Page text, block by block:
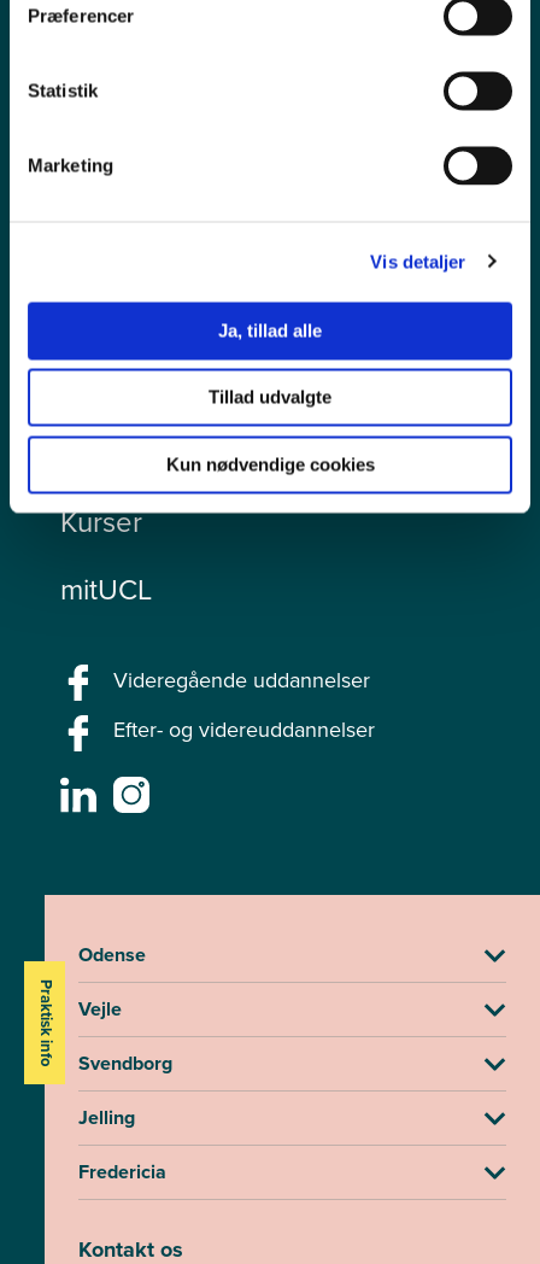
Præferencer
Statistik
Marketing
Vis detaljer
Ja, tillad alle
Tillad udvalgte
Kun nødvendige cookies
Ledige stillinger
Tilgængelighedserklæring
Videregående uddannelser
Efteruddannelser
Kurser
mitUCL
Videregående uddannelser
Efter- og videreuddannelser
Praktisk info
Odense
Vejle
Svendborg
Jelling
Fredericia
Kontakt os